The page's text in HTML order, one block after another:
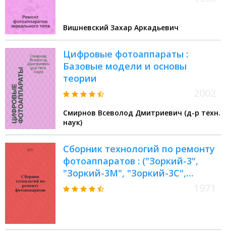
Вишневский Захар Аркадьевич
Цифровые фотоаппараты :
Базовые модели и основы
теории
Смирнов Всеволод Дмитриевич (д-р техн.
наук)
Сборник технологий по ремонту
фотоаппаратов : ("Зоркий-3",
"Зоркий-3М", "Зоркий-3С",
"Зоркий-4" и "Мир") : Утв. Гл. упр.